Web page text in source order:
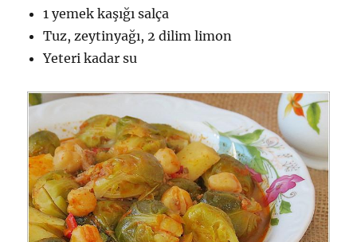
1 yemek kaşığı salça
Tuz, zeytinyağı, 2 dilim limon
Yeteri kadar su